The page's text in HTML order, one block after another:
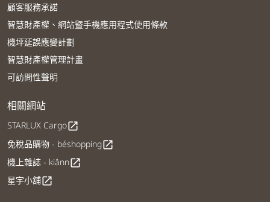
顧客服務承諾
智慧財產權、網站暨手機應用程式使用條款
機坪延誤應變計劃
智慧財產權管理計畫
可訪問性聲明
相關網站
STARLUX Cargoopen_in_new
免稅品購物 - béshoppingopen_in_new
機上雜誌 - kiânnopen_in_new
星宇小舖open_in_new